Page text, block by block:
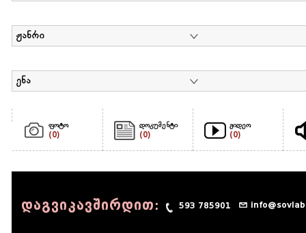
ჟანრი
ენა
ფოტო
(0)
დოკუმენტი
(0)
ვიდეო
(0)
დაგვიკავშირდით: 593 785901